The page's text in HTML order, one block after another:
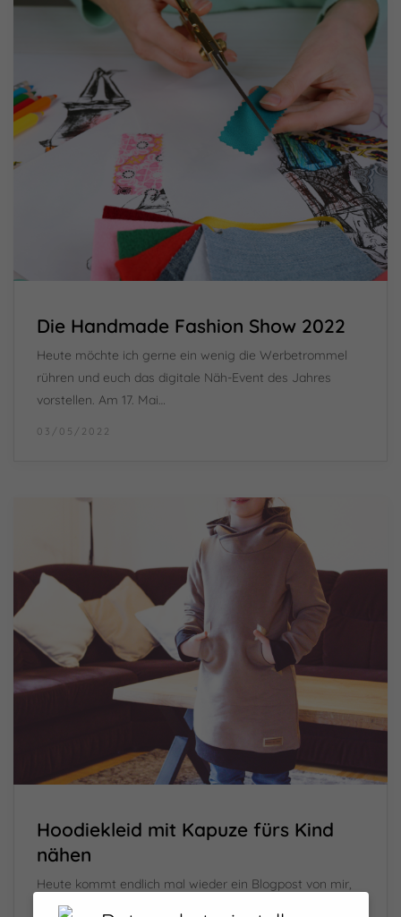
Die Handmade Fashion Show 2022
Heute möchte ich gerne ein wenig die Werbetrommel
rühren und euch das digitale Näh-Event des Jahres
vorstellen. Am 17. Mai…
03/05/2022
Hoodiekleid mit Kapuze fürs Kind
nähen
Heute kommt endlich mal wieder ein Blogpost von mir,
also ein kreatives Lebenszeichen